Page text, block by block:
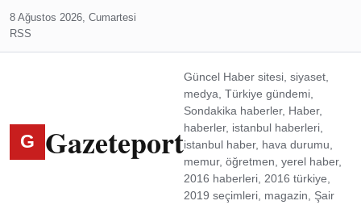
8 Ağustos 2026, Cumartesi
RSS
G Gazeteport
Güncel Haber sitesi, siyaset,
medya, Türkiye gündemi,
Sondakika haberler, Haber,
haberler, istanbul haberleri,
istanbul haber, hava durumu,
memur, öğretmen, yerel haber,
2016 haberleri, 2016 türkiye,
2019 seçimleri, magazin, Şair